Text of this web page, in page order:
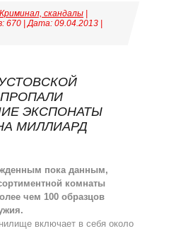
Криминал, скандалы
670 | Дата: 09.04.2013
ЭКСПОНАТЫ
МИЛЛИАРД
пока данным,
комнаты
чем 100 образцов
включает в себя около